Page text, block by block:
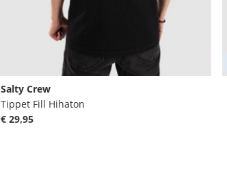
Salty Crew
Tippet Fill Hihaton
€ 29,95